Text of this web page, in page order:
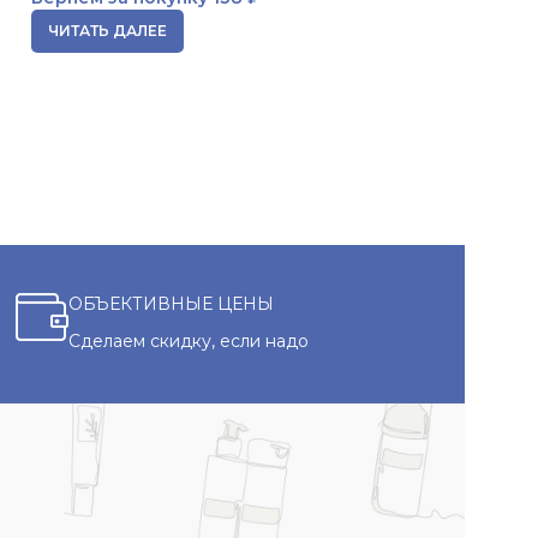
ЧИТАТЬ ДАЛЕЕ
ОБЪЕКТИВНЫЕ ЦЕНЫ
Сделаем скидку, если надо